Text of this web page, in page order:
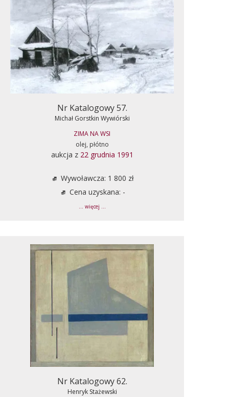
Nr Katalogowy 57.
Michał Gorstkin Wywiórski
ZIMA NA WSI
olej, płótno
aukcja z 22 grudnia 1991
Wywoławcza: 1 800 zł
Cena uzyskana: -
... więcej ...
Nr Katalogowy 62.
Henryk Stażewski